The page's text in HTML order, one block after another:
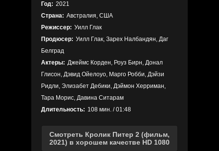
Год: 2021
Страна: Австралия, США
Режиссер: Уилл Глак
Продюсер: Уилл Глак, Зарех Налбандян, Даг
Белград
Актеры: Джеймс Корден, Роуз Бирн, Донал
Глисон, Дэвид Ойелоуо, Марго Робби, Дэйзи
Ридли, Элизабет Дебики, Дэймон Херриман,
Тара Морис, Давина Ситарам
Длительность: 108 мин. / 01:48
Смотреть Кролик Питер 2 (фильм,
2021) в хорошем качестве HD 1080